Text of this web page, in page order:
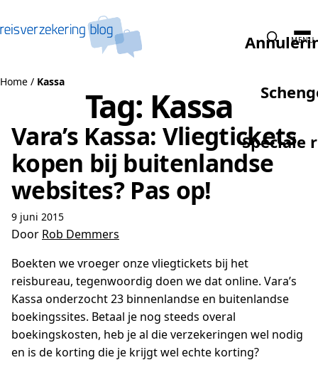
Speciale
MENU
Home / Kassa
Tag: Kassa
Vara’s Kassa: Vliegtickets
kopen bij buitenlandse
websites? Pas op!
9 juni 2015
Door Rob Demmers
Boekten we vroeger onze vliegtickets bij het
reisbureau, tegenwoordig doen we dat online. Vara’s
Kassa onderzocht 23 binnenlandse en buitenlandse
boekingssites. Betaal je nog steeds overal
boekingskosten, heb je al die verzekeringen wel nodig
en is de korting die je krijgt wel echte korting?